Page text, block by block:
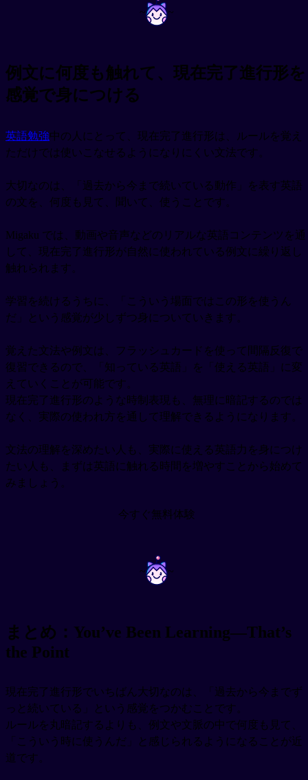
~ ~
例文に何度も触れて、現在完了進行形を
感覚で身につける
英語勉強中の人にとって、現在完了進行形は、ルールを覚え
ただけでは使いこなせるようになりにくい文法です。
大切なのは、「過去から今まで続いている動作」を表す英語
の文を、何度も見て、聞いて、使うことです。
Migaku では、動画や音声などのリアルな英語コンテンツを通
して、現在完了進行形が自然に使われている例文に繰り返し
触れられます。
学習を続けるうちに、「こういう場面ではこの形を使うん
だ」という感覚が少しずつ身についていきます。
覚えた文法や例文は、フラッシュカードを使って間隔反復で
復習できるので、「知っている英語」を「使える英語」に変
えていくことが可能です。
現在完了進行形のような時制表現も、無理に暗記するのでは
なく、実際の使われ方を通して理解できるようになります。
文法の理解を深めたい人も、実際に使える英語力を身につけ
たい人も、まずは英語に触れる時間を増やすことから始めて
みましょう。
今すぐ無料体験
~ ~
まとめ：You’ve Been Learning—That’s
the Point
現在完了進行形でいちばん大切なのは、「過去から今までず
っと続いている」という感覚をつかむことです。
ルールを丸暗記するよりも、例文や文脈の中で何度も見て、
「こういう時に使うんだ」と感じられるようになることが近
道です。